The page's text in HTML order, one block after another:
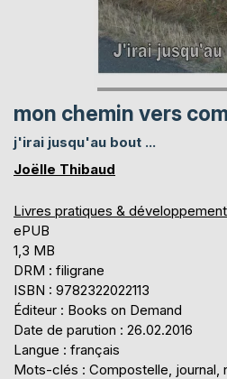
mon chemin vers
j'irai jusqu'au bout ...
Joëlle Thibaud
Livres pratiques &
ePUB
1,3 MB
DRM : filigrane
ISBN : 9782322022113
Éditeur : Books on Demand
Date de parution : 26.02.2016
Langue : français
Mots-clés : Compostelle, journal,